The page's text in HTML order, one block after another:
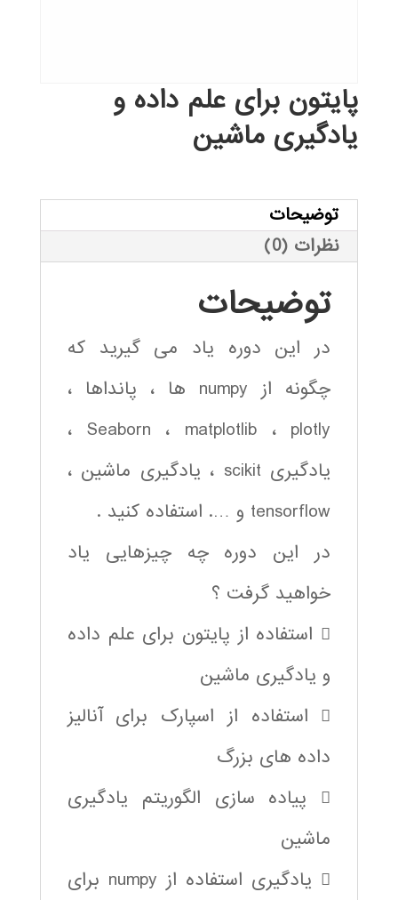
پایتون برای علم داده و
یادگیری ماشین
توضیحات
نظرات (0)
توضیحات
در این دوره یاد می گیرید که
چگونه از numpy ها ، پانداها ،
Seaborn ، matplotlib ، plotly ،
یادگیری scikit ، یادگیری ماشین ،
tensorflow و …. استفاده کنید .
در این دوره چه چیزهایی یاد
خواهید گرفت ؟
 استفاده از پایتون برای علم داده
و یادگیری ماشین
 استفاده از اسپارک برای آنالیز
داده های بزرگ
 پیاده سازی الگوریتم یادگیری
ماشین
 یادگیری استفاده از numpy برای